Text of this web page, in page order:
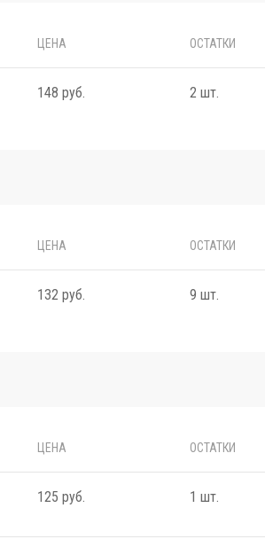
ЦЕНА ОСТАТКИ
148 руб. 2 шт.
ЦЕНА ОСТАТКИ
132 руб. 9 шт.
ЦЕНА ОСТАТКИ
125 руб. 1 шт.